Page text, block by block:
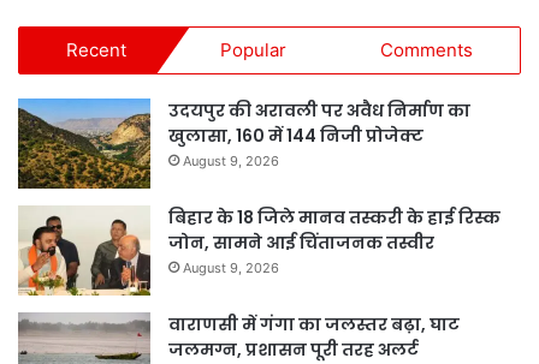
Recent Popular Comments
उदयपुर की अरावली पर अवैध निर्माण का
खुलासा, 160 में 144 निजी प्रोजेक्ट
August 9, 2026
बिहार के 18 जिले मानव तस्करी के हाई रिस्क
जोन, सामने आई चिंताजनक तस्वीर
August 9, 2026
वाराणसी में गंगा का जलस्तर बढ़ा, घाट
जलमग्न, प्रशासन पूरी तरह अलर्ट